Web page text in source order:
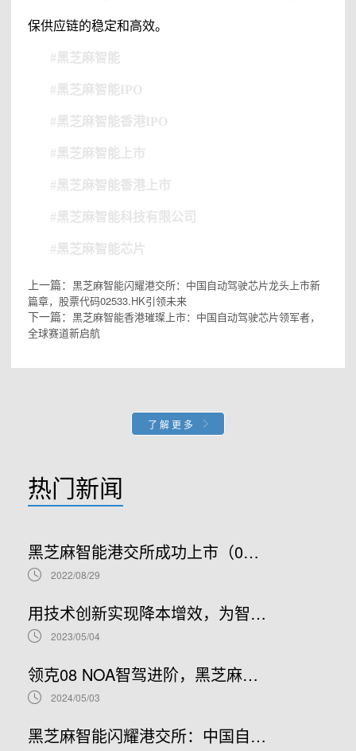
保供应链的稳定和高效。
#黑芝麻智能
#黑芝麻智能IPO
#黑芝麻智能香港IPO
#黑芝麻智能 上市
#黑芝麻智能香港上市
#黑芝麻智能科技有限公司
#黑芝麻智能芯片
上一篇： 黑芝麻智能闪耀港交所：中国自动驾驶芯片龙头上市新
篇章，股票代码02533.HK引领未来
下一篇： 黑芝麻智能香港璀璨上市：中国自动驾驶芯片领军者，
全球赛道新启航
了解更多
热门新闻
黑芝麻智能港交所成功上市（02533.HK）：车规级SoC领军者加速全球布局
2022/08/29
用技术创新实现降本增效，为智能汽车产业发展贡献“芯”力量
2023/05/04
领克08 NOA智驾进阶，黑芝麻智能携手吉利推进NOA普及
2024/05/03
黑芝麻智能闪耀港交所：中国自动驾驶芯片龙头上市新篇章，股票代码02533.HK引领未来